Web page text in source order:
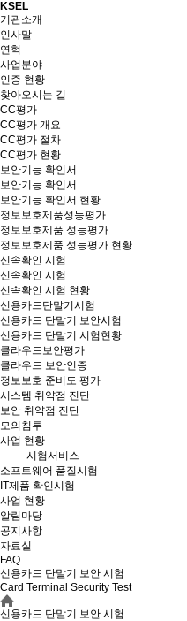
KSEL
기관소개
인사말
연혁
사업분야
인증 현황
찾아오시는 길
CC평가
CC평가 개요
CC평가 절차
CC평가 현황
보안기능 확인서
보안기능 확인서
보안기능 확인서 현황
정보보호제품성능평가
정보보호제품 성능평가
정보보호제품 성능평가 현황
신속확인 시험
신속확인 시험
신속확인 시험 현황
신용카드단말기시험
신용카드 단말기 보안시험
신용카드 단말기 시험현황
클라우드보안평가
클라우드 보안인증
정보보호 준비도 평가
시스템 취약점 진단
보안 취약점 진단
모의침투
사업 현황
시험서비스
소프트웨어 품질시험
IT제품 확인시험
사업 현황
알림마당
공지사항
자료실
FAQ
신용카드 단말기 보안 시험
Card Terminal Security Test
신용카드 단말기 보안 시험